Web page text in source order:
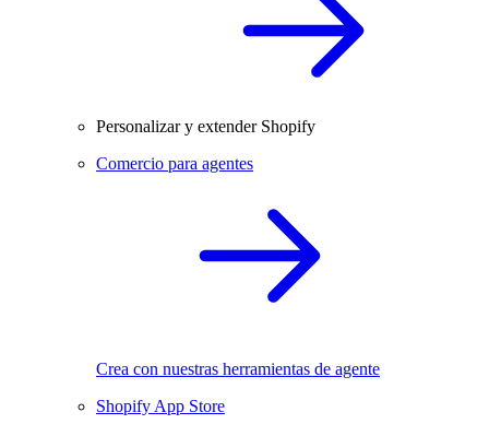
Personalizar y extender Shopify
Comercio para agentes
Crea con nuestras herramientas de agente
Shopify App Store